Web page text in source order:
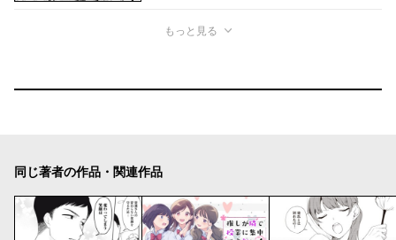
もっと見る
同じ著者の作品・関連作品